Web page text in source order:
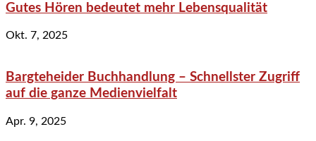
Gutes Hören bedeutet mehr Lebensqualität
Okt. 7, 2025
Bargteheider Buchhandlung – Schnellster Zugriff
auf die ganze Medienvielfalt
Apr. 9, 2025